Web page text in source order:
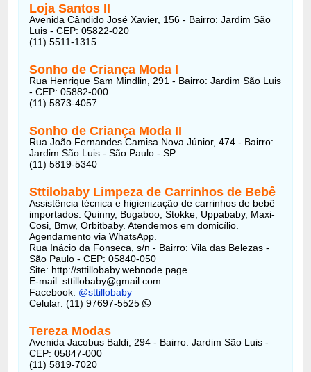
Loja Santos II
Avenida Cândido José Xavier, 156 - Bairro: Jardim São
Luis - CEP: 05822-020
(11) 5511-1315
Sonho de Criança Moda I
Rua Henrique Sam Mindlin, 291 - Bairro: Jardim São Luis
- CEP: 05882-000
(11) 5873-4057
Sonho de Criança Moda II
Rua João Fernandes Camisa Nova Júnior, 474 - Bairro:
Jardim São Luis - São Paulo - SP
(11) 5819-5340
Sttilobaby Limpeza de Carrinhos de Bebê
Assistência técnica e higienização de carrinhos de bebê
importados: Quinny, Bugaboo, Stokke, Uppababy, Maxi-
Cosi, Bmw, Orbitbaby. Atendemos em domicílio.
Agendamento via WhatsApp.
Rua Inácio da Fonseca, s/n - Bairro: Vila das Belezas -
São Paulo - CEP: 05840-050
Site: http://sttillobaby.webnode.page
E-mail: sttillobaby@gmail.com
Facebook: @sttillobaby
Celular: (11) 97697-5525
Tereza Modas
Avenida Jacobus Baldi, 294 - Bairro: Jardim São Luis -
CEP: 05847-000
(11) 5819-7020